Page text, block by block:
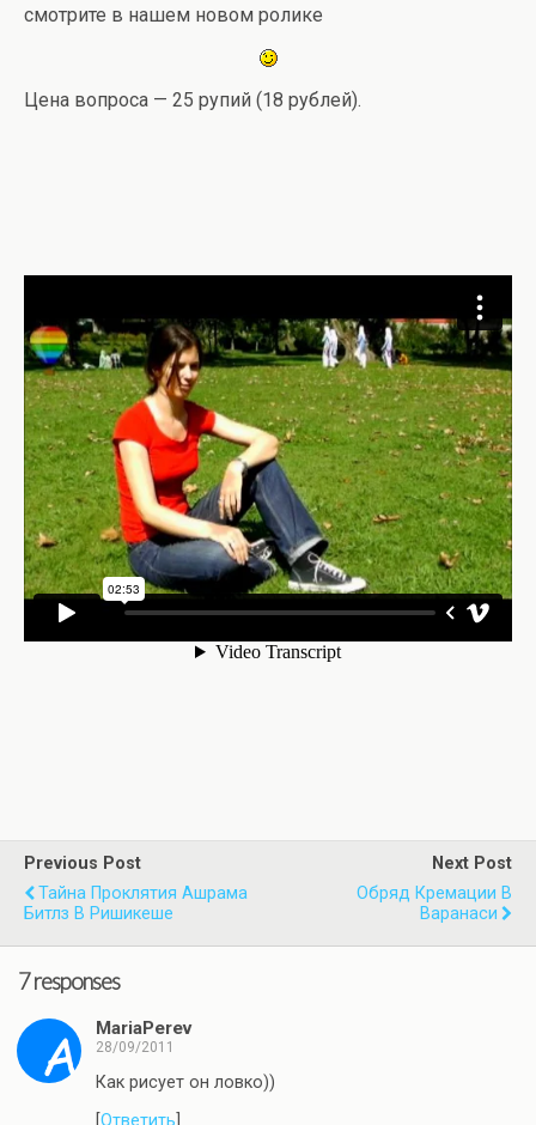
смотрите в нашем новом ролике
Цена вопроса — 25 рупий (18 рублей).
Previous Post
Тайна Проклятия Ашрама
Битлз В Ришикеше
Next Post
Обряд Кремации В
Варанаси
7 responses
MariaPerev
28/09/2011
Как рисует он ловко))
Ответить